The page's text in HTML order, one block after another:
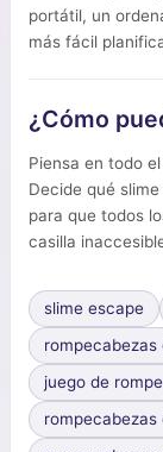
portátil, un
más fácil
¿Cómo
Piensa en todo
Decide qué
para que todos
casilla
slime escape
rompecabezas
juego de
rompecabezas